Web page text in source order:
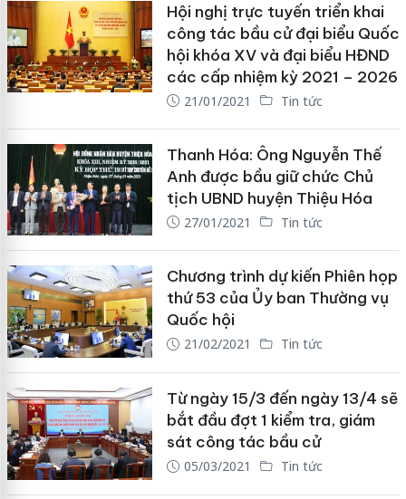
Hội nghị trực tuyến triển khai
công tác bầu cử đại biểu Quốc
hội khóa XV và đại biểu HĐND
các cấp nhiệm kỳ 2021 – 2026
21/01/2021 Tin tức
Thanh Hóa: Ông Nguyễn Thế
Anh được bầu giữ chức Chủ
tịch UBND huyện Thiệu Hóa
27/01/2021 Tin tức
Chương trình dự kiến Phiên họp
thứ 53 của Ủy ban Thường vụ
Quốc hội
21/02/2021 Tin tức
Từ ngày 15/3 đến ngày 13/4 sẽ
bắt đầu đợt 1 kiểm tra, giám
sát công tác bầu cử
05/03/2021 Tin tức